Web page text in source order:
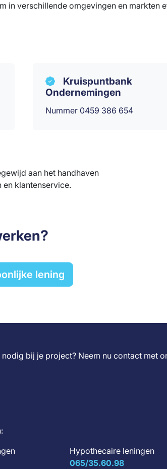
in verschillende omgevingen en markten
Kruispuntbank
Ondernemingen
Nummer 0459 386 654
aan het handhaven
klantenservice.
lening
nodig bij je project? Neem nucontact met
Hypothecaire leningen
065/35.60.98